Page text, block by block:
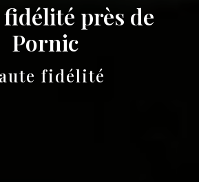
près de
Pornic
fidélité